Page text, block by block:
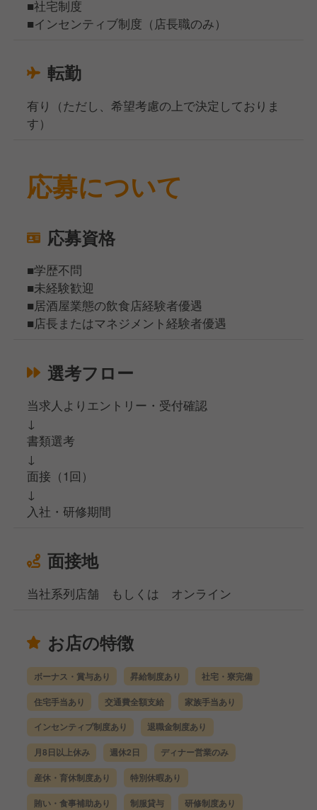
■社宅制度
■インセンティブ制度（店長職のみ）
転勤
有り（ただし、希望考慮の上で決定しておりま
す）
応募について
応募資格
■学歴不問
■未経験歓迎
■居酒屋業態の飲食店経験者優遇
■店長またはマネジメント経験者優遇
選考フロー
当求人よりエントリー・受付確認
↓
書類選考
↓
面接（1回）
↓
入社・研修期間
面接地
当社系列店舗 もしくは オンライン
お店の特徴
ボーナス・賞与あり 昇給制度あり 社宅・寮完備
住宅手当あり 交通費全額支給 家族手当あり
インセンティブ制度あり 退職金制度あり
月8日以上休み 週休2日 ディナー営業のみ
産休・育休制度あり 特別休暇あり
賄い・食事補助あり 制服貸与 研修制度あり